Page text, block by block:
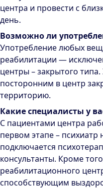
центра и провести с
день.
Возможно ли
Употребление любых
реабилитации —
центры – закрытого
посторонним в центр
территорию.
Какие специалисты у
С пациентами центра
первом этапе – психиатр
подключается
консультанты. Кроме
реабилитационного
способствующим